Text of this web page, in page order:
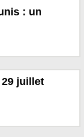
: un
juillet